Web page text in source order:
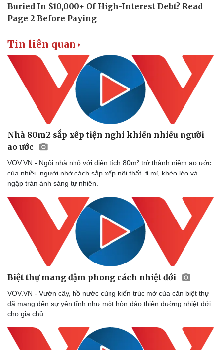
Dinh dưỡng - món ngon
Cây thuốc
Sản phụ khoa
Nhi khoa
Nam khoa
Làm đẹp - giảm cân
Phòng mạch online
Ăn sạch sống khỏe
Đời sống
Blog
Tin liên quan
Nhà 80m2 sắp xếp tiện nghi khiến nhiều người
ao ước
VOV.VN - Ngôi nhà nhỏ với diện tích 80m² trở thành niềm ao ước
của nhiều người nhờ cách sắp xếp nội thất tỉ mỉ, khéo léo và
ngập tràn ánh sáng tự nhiên.
Biệt thự mang đậm phong cách nhiệt đới
VOV.VN - Vườn cây, hồ nước cùng kiến trúc mở của căn biệt thự
đã mang đến sự yên tĩnh như một hòn đảo thiên đường nhiệt đới
cho gia chủ.